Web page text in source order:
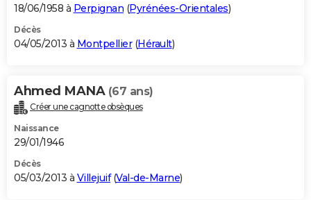
18/06/1958 à Perpignan (Pyrénées-Orientales)
Décès
04/05/2013 à Montpellier(Hérault)
Ahmed MANA (67 ans)
Créer une cagnotte obsèques
Naissance
29/01/1946
Décès
05/03/2013 à Villejuif(Val-de-Marne)